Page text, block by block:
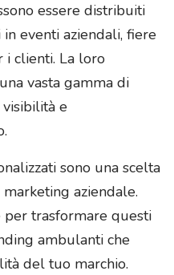
essere distribuiti
eventi aziendali, fiere
i clienti. La loro
vasta gamma di
e
sono una scelta
aziendale.
per trasformare questi
ambulanti che
del tuo marchio.